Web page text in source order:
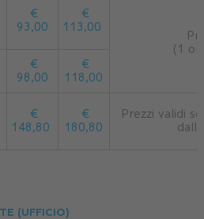
€
93,00
€
113,00
(1
€
98,00
€
118,00
€
148,80
€
180,80
Prezzi validi
(UFFICIO)